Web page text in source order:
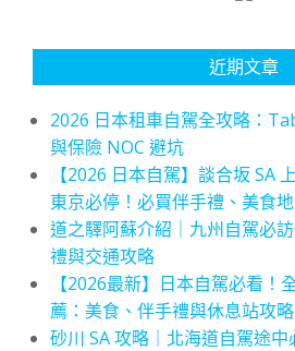
近期文章
2026 日本租車自駕全攻略：
與保險 NOC 避坑
【2026 日本自駕】談合坂 SA
東京必停！必買伴手禮、美食
道之驛阿蘇介紹｜九州自駕必
禮與交通攻略
【2026最新】日本自駕必看！
薦：美食、伴手禮與休息站攻略
砂川 SA 攻略｜北海道自駕途